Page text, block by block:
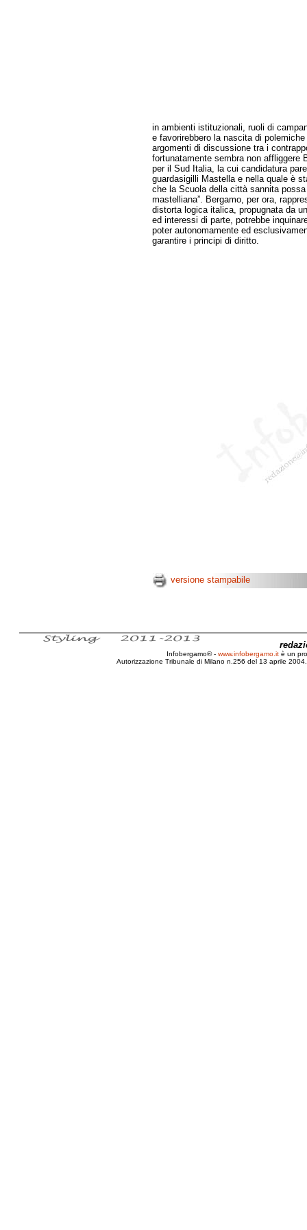
in ambienti istituzionali, ruoli di
e favorirebbero la nascita di
argomenti di discussione tra i
fortunatamente sembra non affliggere
per il Sud Italia, la cui candidatura
guardasigilli Mastella e nella quale è
che la Scuola della città sannita
mastelliana”. Bergamo, per ora,
distorta logica italica, propugnata da
ed interessi di parte, potrebbe
poter autonomamente ed
garantire i principi di diritto.
versione stampabile
Infobergamo® - www.infobergamo.it è un
Autorizzazione Tribunale di Milano n.256 del 13 aprile